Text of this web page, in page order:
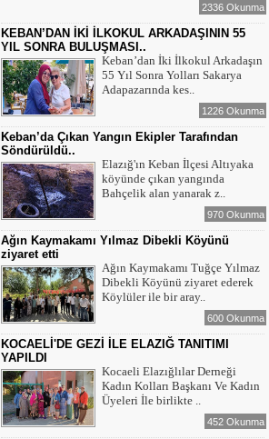
EĞİTİMCİ - ŞAİR - YAZAR : SÜNDÜS
ARSLAN AKÇA
SUÇ SAMUR KÜRK OLSA
AZERBAYCANLI GAZETECİ-YAZAR
GUNAY RZAYEVA
Maral Rahmanzadeh - Azerbaycan'ın İlk
Profesyonel Kadın Ressamı
YAZAR - AV. ALİ DEMİR
TUTUKLAMA KARARI
YAZAR-ŞAİR MİRAÇ DOĞAN
Mavi Işık İnsanları
EĞİTİMCİ-YAZAR TUNER
ENGELLİ İNSANLARIN ENGELLİ
YERİNE FAZLA BAKMAK
EĞİTİMCİ - YAZAR : MİDRAN YOKUŞ
2336 Okunma
KEBAN’DAN İKİ İLKOKUL ARKADAŞININ 55
YIL SONRA BULUŞMASI..
Keban’dan İki İlkokul Arkadaşın
55 Yıl Sonra Yolları Sakarya
Adapazarında kes..
1226 Okunma
Keban’da Çıkan Yangın Ekipler Tarafından
Söndürüldü..
Elazığ'ın Keban İlçesi Altıyaka
köyünde çıkan yangında
Bahçelik alan yanarak z..
970 Okunma
Ağın Kaymakamı Yılmaz Dibekli Köyünü
ziyaret etti
Ağın Kaymakamı Tuğçe Yılmaz
Dibekli Köyünü ziyaret ederek
Köylüler ile bir aray..
600 Okunma
KOCAELİ'DE GEZİ İLE ELAZIĞ TANITIMI
YAPILDI
Kocaeli Elazığlılar Derneği
Kadın Kolları Başkanı Ve Kadın
Üyeleri İle birlikte ..
452 Okunma